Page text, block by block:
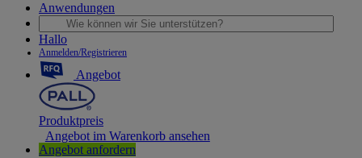
Anwendungen
Hallo
Anmelden/Registrieren
Angebot
Produktpreis
Angebot im Warenkorb ansehen
Angebot anfordern